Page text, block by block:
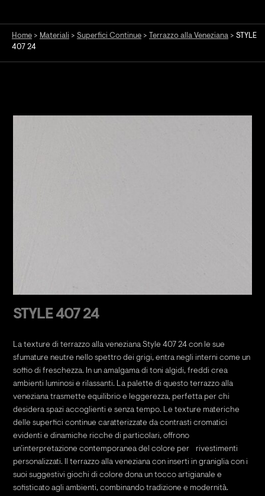
Home > Materiali > Superfici Continue > Terrazzo alla Veneziana > STYLE
407 24
STYLE 407 24
La texture di terrazzo alla veneziana Style 407 24 con le sue
sfumature neutre nello spettro dei grigi, entra negli interni come un
soffio di freschezza. In un amalgama di toni algidi, freddi crea
ambienti luminosi e rilassanti. La palette di questo terrazzo alla
veneziana trasmette equilibrio e leggerezza, perfetta per chi
desidera spazi accoglienti e senza tempo. Le texture materiche
delle superfici continue caratterizzate da contrasti cromatici
evidenti e dinamiche ricche di particolari, offrono
un’interpretazione contemporanea del colore per rivestimenti
personalizzati. Il terrazzo alla veneziana con inserti in graniglia con i
suoi suggestivi giochi di colore dona un tocco artigianale e
sofisticato agli ambienti, combinando tradizione e modernità.